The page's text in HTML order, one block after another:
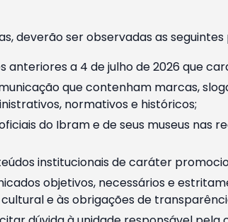
deverão ser observadas as seguintes
a 4 de julho de 2026 que
que contenham marcas,
normativos e históricos;
do Ibram e de seus museus nas
institucionais de caráter
objetivos, necessários e
e às obrigações de